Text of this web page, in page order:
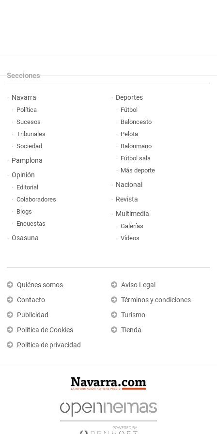
Secciones
Navarra
Política
Sucesos
Tribunales
Sociedad
Pamplona
Opinión
Editorial
Colaboradores
Blogs
Encuestas
Osasuna
Deportes
Fútbol
Baloncesto
Pelota
Balonmano
Fútbol sala
Más deporte
Nacional
Revista
Multimedia
Galerías
Vídeos
Quiénes somos
Contacto
Publicidad
Política de Cookies
Política de privacidad
Aviso Legal
Términos y condiciones
Turismo
Tienda